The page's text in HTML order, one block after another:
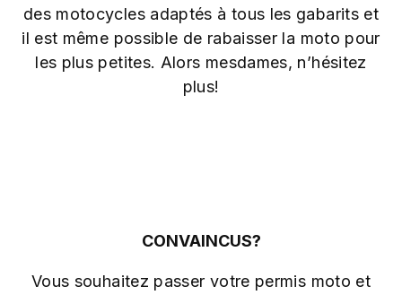
des motocycles adaptés à tous les gabarits et
il est même possible de rabaisser la moto pour
les plus petites. Alors mesdames, n’hésitez
plus!
CONVAINCUS?
Vous souhaitez passer votre permis moto et